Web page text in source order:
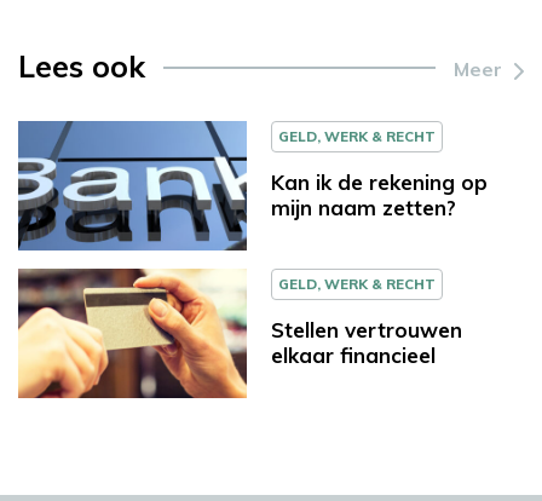
Lees ook Meer
GELD, WERK & RECHT
Kan ik de rekening op
mijn naam zetten?
GELD, WERK & RECHT
Stellen vertrouwen
elkaar financieel